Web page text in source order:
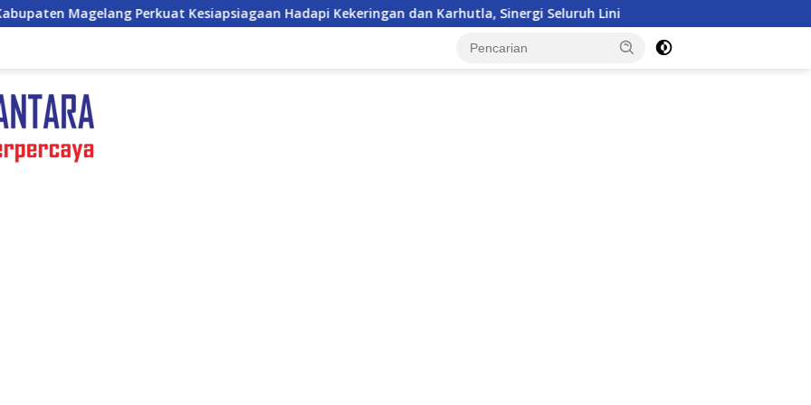
Kesiapsiagaan Hadapi Kekeringan dan Karhutla, Sinergi Seluruh Lini Kepulangan Satgas Kizi TNI Kontingen